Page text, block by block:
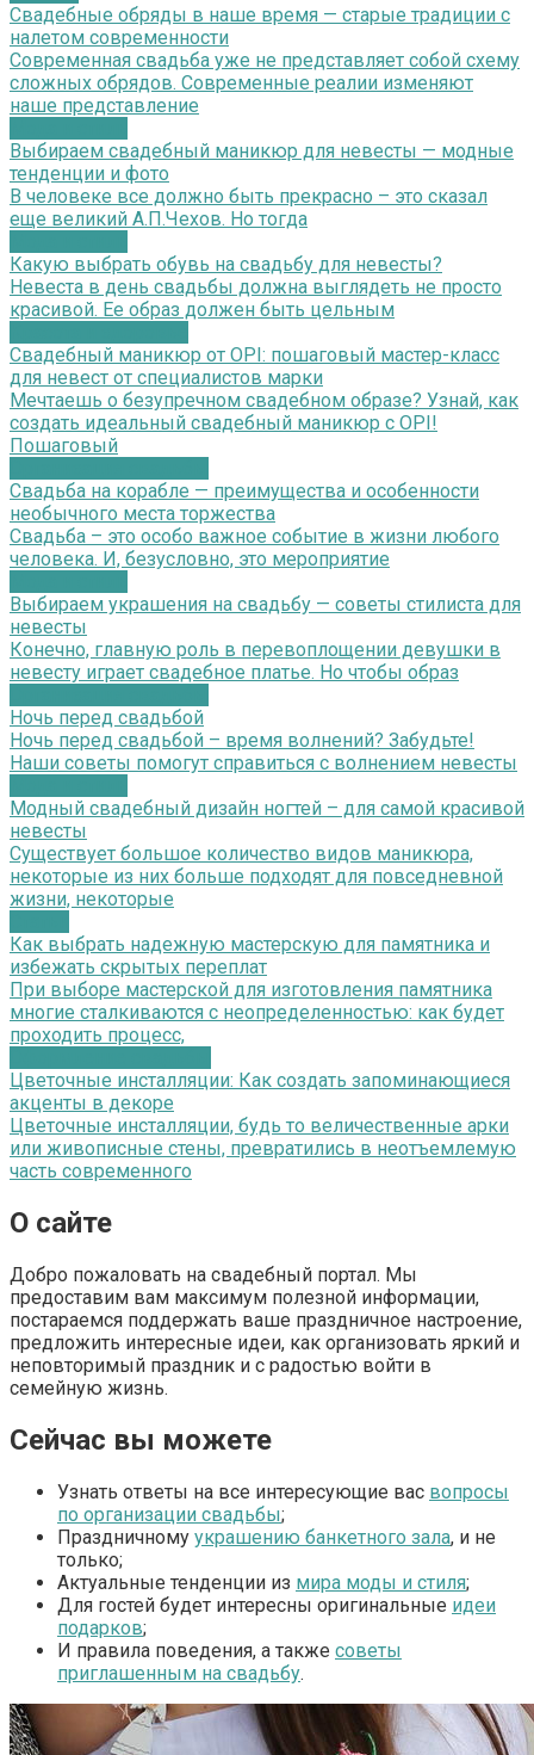
Свадебные обряды в наше время — старые традиции с
налетом современности
Современная свадьба уже не представляет собой схему
сложных обрядов. Современные реалии изменяют
наше представление
Выбираем свадебный маникюр для невесты — модные
тенденции и фото
В человеке все должно быть прекрасно – это сказал
еще великий А.П.Чехов. Но тогда
Какую выбрать обувь на свадьбу для невесты?
Невеста в день свадьбы должна выглядеть не просто
красивой. Ее образ должен быть цельным
Свадебный маникюр от OPI: пошаговый мастер-класс
для невест от специалистов марки
Мечтаешь о безупречном свадебном образе? Узнай, как
создать идеальный свадебный маникюр с OPI!
Пошаговый
Свадьба на корабле — преимущества и особенности
необычного места торжества
Свадьба – это особо важное событие в жизни любого
человека. И, безусловно, это мероприятие
Выбираем украшения на свадьбу — советы стилиста для
невесты
Конечно, главную роль в перевоплощении девушки в
невесту играет свадебное платье. Но чтобы образ
Ночь перед свадьбой
Ночь перед свадьбой – время волнений? Забудьте!
Наши советы помогут справиться с волнением невесты
Модный свадебный дизайн ногтей – для самой красивой
невесты
Существует большое количество видов маникюра,
некоторые из них больше подходят для повседневной
жизни, некоторые
Как выбрать надежную мастерскую для памятника и
избежать скрытых переплат
При выборе мастерской для изготовления памятника
многие сталкиваются с неопределенностью: как будет
проходить процесс,
Цветочные инсталляции: Как создать запоминающиеся
акценты в декоре
Цветочные инсталляции, будь то величественные арки
или живописные стены, превратились в неотъемлемую
часть современного
О сайте
Добро пожаловать на свадебный портал. Мы
предоставим вам максимум полезной информации,
постараемся поддержать ваше праздничное настроение,
предложить интересные идеи, как организовать яркий и
неповторимый праздник и с радостью войти в
семейную жизнь.
Сейчас вы можете
Узнать ответы на все интересующие вас вопросы
по организации свадьбы;
Праздничному украшению банкетного зала, и не
только;
Актуальные тенденции из мира моды и стиля;
Для гостей будет интересны оригинальные идеи
подарков;
И правила поведения, а также советы
приглашенным на свадьбу.